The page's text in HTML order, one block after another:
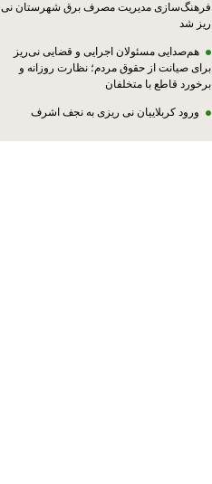
فرهنگ‌سازی مدیریت مصرف برق شهرستان نی
ریز شد
هم‌صدایی مسئولان اجرایی و قضایی نی‌ریز
برای صیانت از حقوق مردم؛ نظارت روزانه و
برخورد قاطع با متخلفان
ورود کربلاییان نی ریزی به نجف اشرف